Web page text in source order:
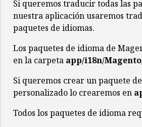
Si queremos traducir todas las
nuestra aplicación usaremos
paquetes de idiomas.
Los paquetes de idioma de
en la carpeta app/i18n/
Si queremos crear un paquete
personalizado lo crearemos en
Todos los paquetes de idioma